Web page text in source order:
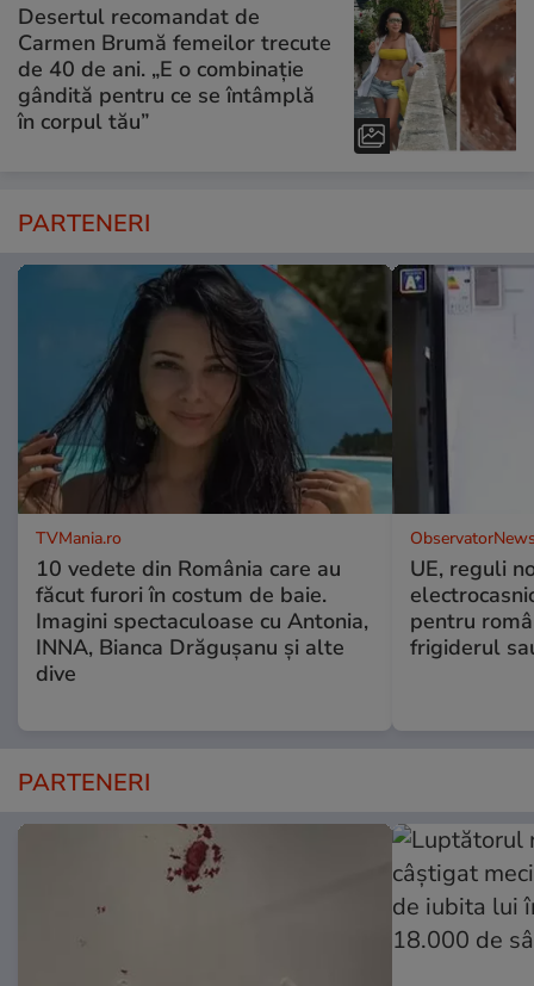
Desertul recomandat de
Carmen Brumă femeilor trecute
de 40 de ani. „E o combinație
gândită pentru ce se întâmplă
în corpul tău”
PARTENERI
TVMania.ro
10 vedete din România care au
făcut furori în costum de baie.
Imagini spectaculoase cu Antonia,
INNA, Bianca Drăgușanu și alte
dive
UE, reguli
pentru
frigiderul
PARTENERI